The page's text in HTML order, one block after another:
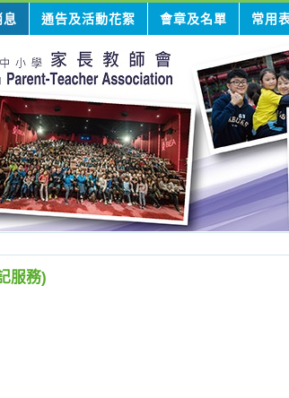
通告及活動花絮 會章及名單 常用
服務)